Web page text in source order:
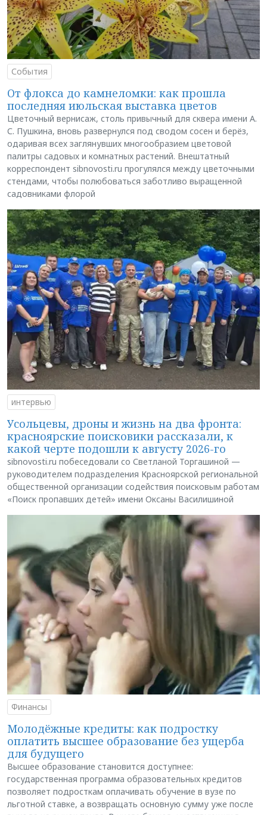
События
От флокса до камнеломки: как прошла
последняя июльская выставка цветов
Цветочный вернисаж, столь привычный для сквера имени А.
С. Пушкина, вновь развернулся под сводом сосен и берёз,
одаривая всех заглянувших многообразием цветовой
палитры садовых и комнатных растений. Внештатный
корреспондент sibnovosti.ru прогулялся между цветочными
стендами, чтобы полюбоваться заботливо выращенной
садовниками флорой
интервью
Усольцевы, дроны и жизнь на два фронта:
красноярские поисковики рассказали, к
какой черте подошли к августу 2026-го
sibnovosti.ru побеседовали со Светланой Торгашиной —
руководителем подразделения Красноярской региональной
общественной организации содействия поисковым работам
«Поиск пропавших детей» имени Оксаны Василишиной
Финансы
Молодёжные кредиты: как подростку
оплатить высшее образование без ущерба
для будущего
Высшее образование становится доступнее:
государственная программа образовательных кредитов
позволяет подросткам оплачивать обучение в вузе по
льготной ставке, а возвращать основную сумму уже после